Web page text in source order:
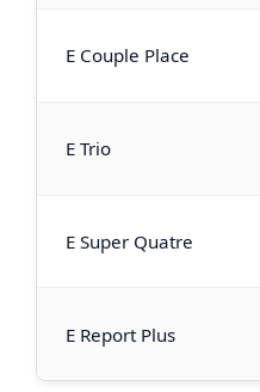
E Couple Place
E Trio
E Super Quatre
E Report Plus